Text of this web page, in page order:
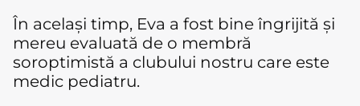
În același timp, Eva a fost bine îngrijită și
mereu evaluată de o membră
soroptimistă a clubului nostru care este
medic pediatru.